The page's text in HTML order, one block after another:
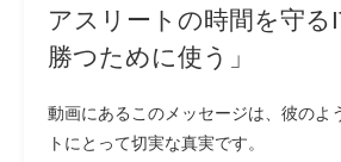
アスリートの時間を守
勝つために使う」
動画にあるこのメッセージは、彼のよ
トにとって切実な真実です。